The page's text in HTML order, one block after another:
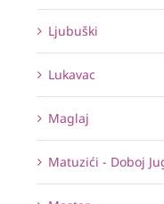
Ljubuški
Lukavac
Maglaj
Matuzići - Doboj